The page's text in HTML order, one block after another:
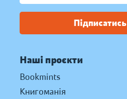
Підписатись
Наші проєкти
Bookmints
Книгоманія